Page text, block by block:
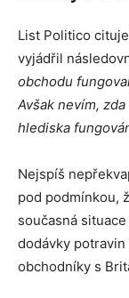
List Politico
vyjádřil
obchodu
Avšak nevím,
hlediska
Nejspíš
pod podmínkou,
současná
dodávky
obchodníky s